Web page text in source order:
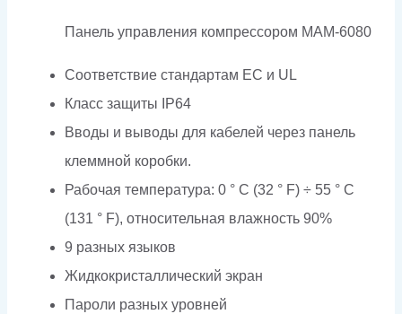
Панель управления компрессором MAM-6080
Соответствие стандартам EC и UL
Класс защиты IP64
Вводы и выводы для кабелей через панель
клеммной коробки.
Рабочая температура: 0 ° C (32 ° F) ÷ 55 ° C
(131 ° F), относительная влажность 90%
9 разных языков
Жидкокристаллический экран
Пароли разных уровней